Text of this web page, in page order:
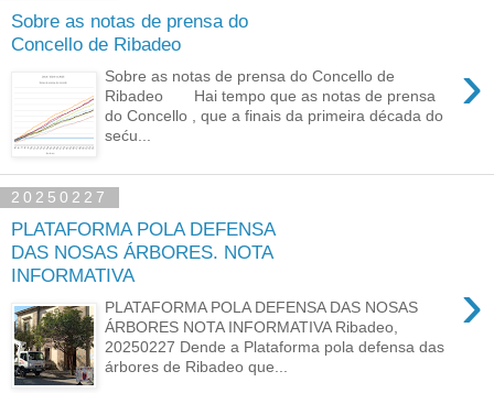
Sobre as notas de prensa do
Concello de Ribadeo
›
Sobre as notas de prensa do Concello de
Ribadeo Hai tempo que as notas de prensa
do Concello , que a finais da primeira década do
seću...
20250227
PLATAFORMA POLA DEFENSA
DAS NOSAS ÁRBORES. NOTA
INFORMATIVA
›
PLATAFORMA POLA DEFENSA DAS NOSAS
ÁRBORES NOTA INFORMATIVA Ribadeo,
20250227 Dende a Plataforma pola defensa das
árbores de Ribadeo que...